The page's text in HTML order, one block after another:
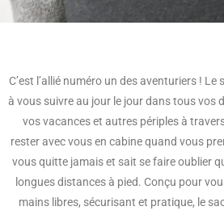
C’est l’allié numéro un des aventuriers !
à vous suivre au jour le jour dans tous vos
vos vacances et autres périples à
rester avec vous en cabine quand vous
vous quitte jamais et sait se faire oublier
longues distances à pied. Conçu pour
mains libres, sécurisant et pratique, le